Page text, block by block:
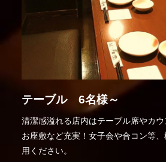
テーブル 6名様～
清潔感溢れる店内はテーブル席やカ
お座敷など充実！女子会や合コン等
用ください。